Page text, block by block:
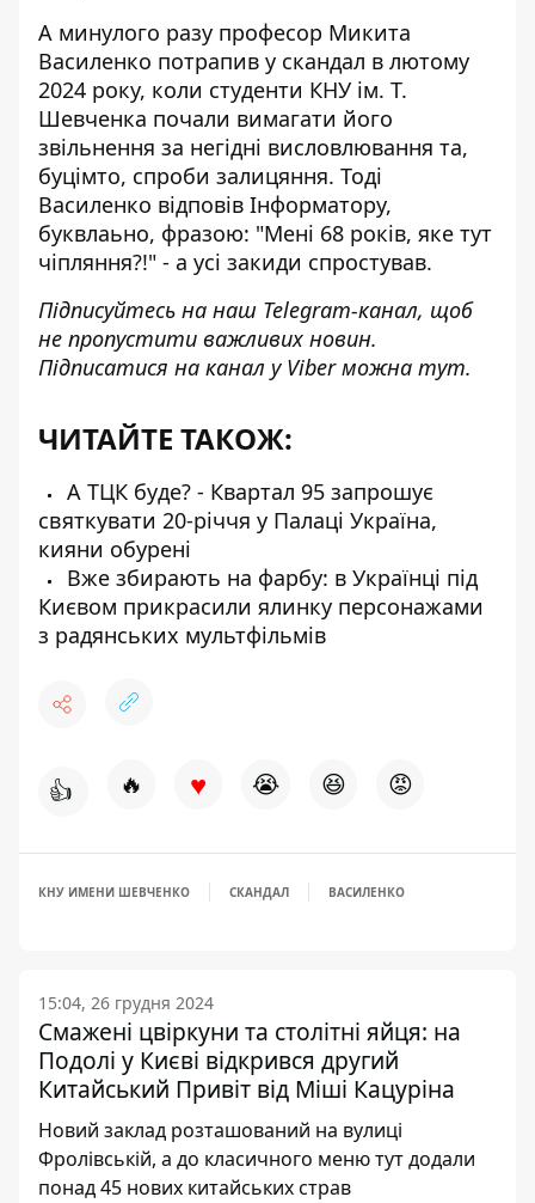
А минулого разу професор Микита
Василенко потрапив у скандал в лютому
2024 року, коли студенти КНУ ім. Т.
Шевченка почали вимагати його
звільнення за негідні висловлювання та,
буцімто, спроби залицяння. Тоді
Василенко відповів Інформатору,
буквлаьно, фразою: "Мені 68 років, яке тут
чіпляння?!" - а усі закиди спростував.
Підписуйтесь на наш Telegram-канал, щоб
не пропустити важливих новин.
Підписатися на канал у Viber можна тут.
ЧИТАЙТЕ ТАКОЖ:
А ТЦК буде? - Квартал 95 запрошує
святкувати 20-річчя у Палаці Україна,
кияни обурені
Вже збирають на фарбу: в Українці під
Києвом прикрасили ялинку персонажами
з радянських мультфільмів
👍 🔥 ♥ 😭 😆 😡
КНУ ИМЕНИ ШЕВЧЕНКО СКАНДАЛ ВАСИЛЕНКО
15:04, 26 грудня 2024
Смажені цвіркуни та столітні яйця: на
Подолі у Києві відкрився другий
Китайський Привіт від Міші Кацуріна
Новий заклад розташований на вулиці
Фролівській, а до класичного меню тут додали
понад 45 нових китайських страв